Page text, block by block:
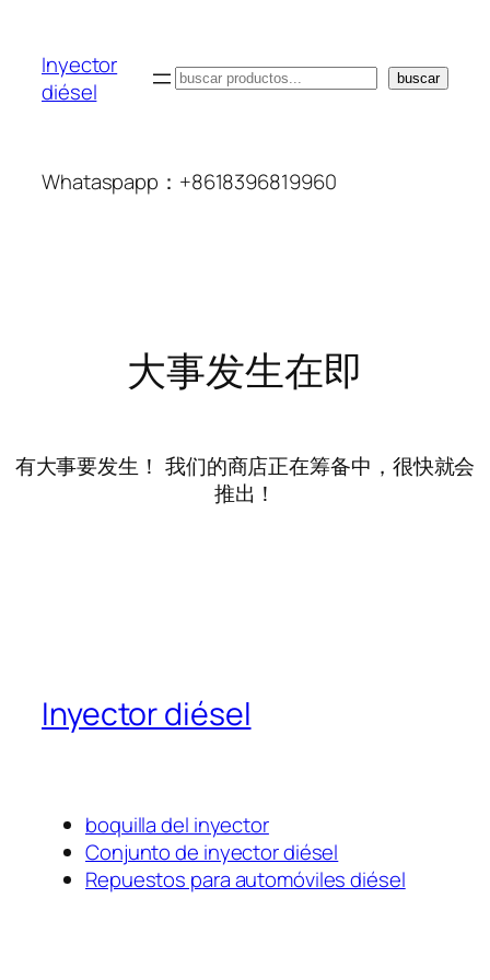
Inyector
diésel
搜
buscar
Whataspapp：+8618396819960
大事发生在即
有大事要发生！ 我们的商店正在筹备中，很快就会
推出！
Inyector diésel
boquilla del inyector
Conjunto de inyector diésel
Repuestos para automóviles diésel